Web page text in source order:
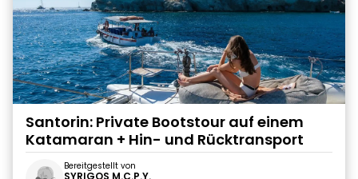
Santorin: Private Bootstour auf einem
Katamaran + Hin- und Rücktransport
Bereitgestellt von
SYRIGOS M.C.P.Y.